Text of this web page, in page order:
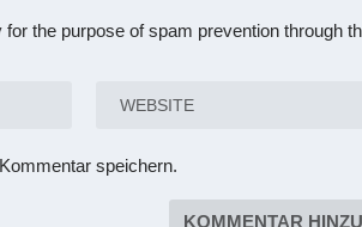
the purpose of spam prevention through
speichern.